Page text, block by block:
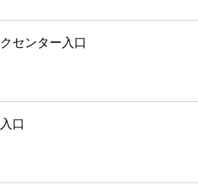
センター入口
口